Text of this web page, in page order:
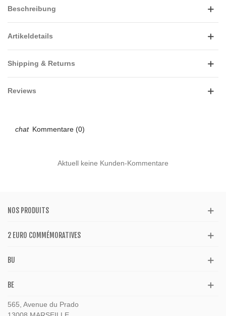
Beschreibung
Artikeldetails
Shipping & Returns
Reviews
Kommentare (0)
Aktuell keine Kunden-Kommentare
NOS PRODUITS
2 EURO COMMÉMORATIVES
BU
BE
565, Avenue du Prado